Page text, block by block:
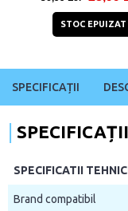
STOC EPUIZAT
SPECIFICAȚII
SPECIFICAȚII
SPECIFICATII
Brand compatibil